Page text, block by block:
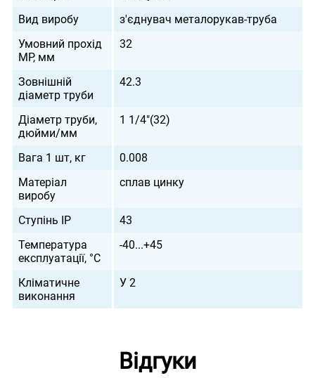
Вид виробу
з'єднувач металорукав-труба
Умовний прохід
МР, мм
32
Зовнішній
діаметр труби
42.3
Діаметр труби,
дюйми/мм
1 1/4"(32)
Вага 1 шт, кг
0.008
Матеріал
виробу
сплав цинку
Ступінь IP
43
Температура
експлуатації, °С
-40...+45
Кліматичне
виконання
У 2
Відгуки